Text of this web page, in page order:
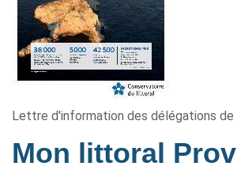
Lettre d'information des délégations de
Mon littoral